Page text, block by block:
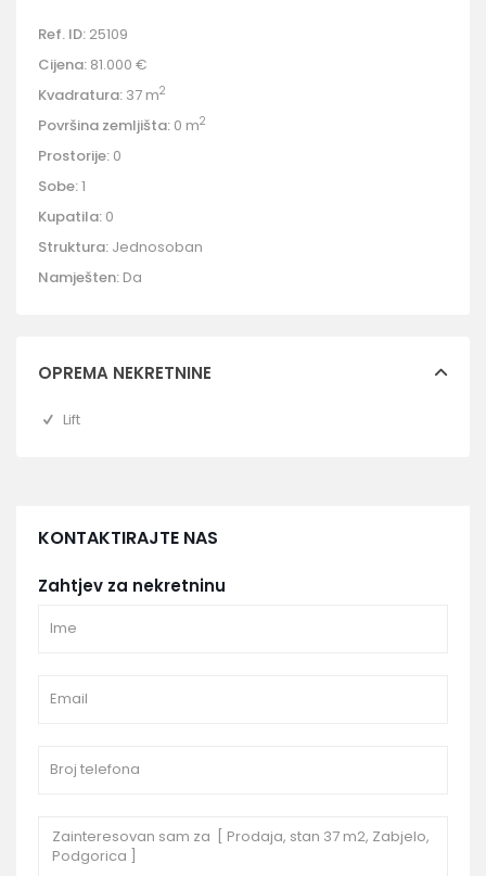
Ref. ID: 25109
Cijena: 81.000 €
Kvadratura: 37 m2
Površina zemljišta: 0 m2
Prostorije: 0
Sobe:1
Kupatila: 0
Struktura: Jednosoban
Namješten: Da
OPREMA NEKRETNINE
Lift
KONTAKTIRAJTE NAS
Zahtjev za nekretninu